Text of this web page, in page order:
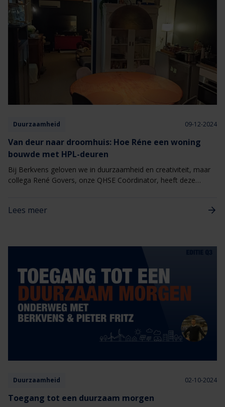
Duurzaamheid 09-12-2024
Van deur naar droomhuis: Hoe Réne een woning
bouwde met HPL-deuren
Bij Berkvens geloven we in duurzaamheid en creativiteit, maar
collega René Govers, onze QHSE Coördinator, heeft deze
droomhuis, maar ook aan een unieke tijdelijke woning, volledig
Lees meer
Duurzaamheid 02-10-2024
Toegang tot een duurzaam morgen